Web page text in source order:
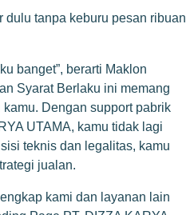
dulu tanpa keburu pesan ribuan
banget”, berarti Maklon
Syarat Berlaku ini memang
Dengan support pabrik
UTAMA, kamu tidak lagi
teknis dan legalitas, kamu
jualan.
kami dan layanan lain